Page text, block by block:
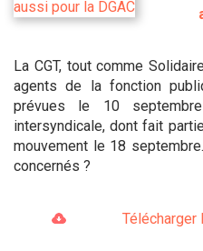
La CGT, tout comme
agents de la fonction
prévues le 10
intersyndicale, dont fait
mouvement le 18
concernés ?
Télécharger